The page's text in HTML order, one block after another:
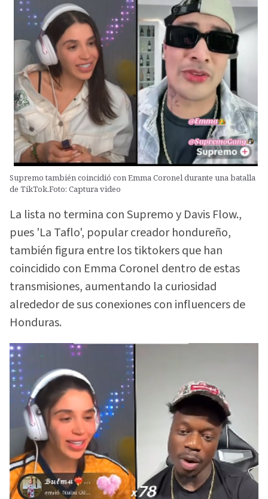
Supremo también coincidió con Emma Coronel durante una batalla
de TikTok.Foto: Captura video
La lista no termina con Supremo y Davis Flow.,
pues 'La Taflo', popular creador hondureño,
también figura entre los tiktokers que han
coincidido con Emma Coronel dentro de estas
transmisiones, aumentando la curiosidad
alrededor de sus conexiones con influencers de
Honduras.